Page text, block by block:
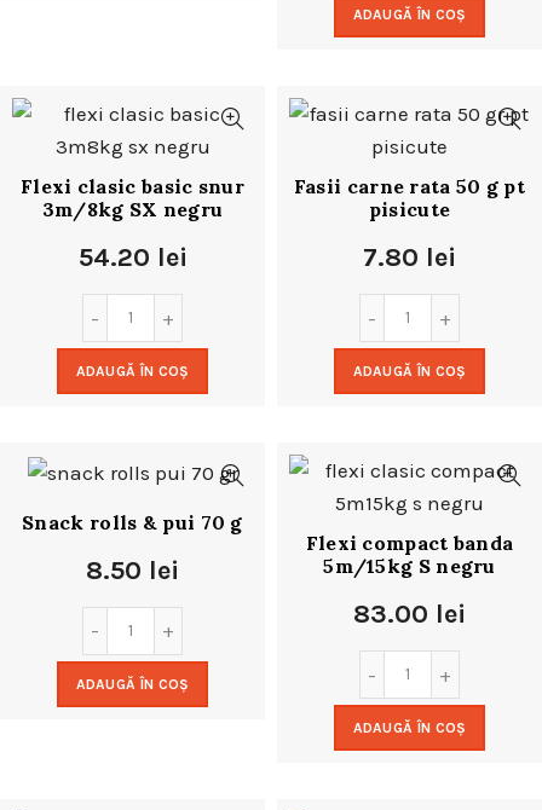
ADAUGĂ ÎN COȘ
Flexi clasic basic snur
3m/8kg SX negru
54.20 lei
ADAUGĂ ÎN COȘ
Fasii carne rata 50 g pt
pisicute
7.80 lei
ADAUGĂ ÎN COȘ
Snack rolls & pui 70 g
8.50 lei
ADAUGĂ ÎN COȘ
Flexi compact banda
5m/15kg S negru
83.00 lei
ADAUGĂ ÎN COȘ